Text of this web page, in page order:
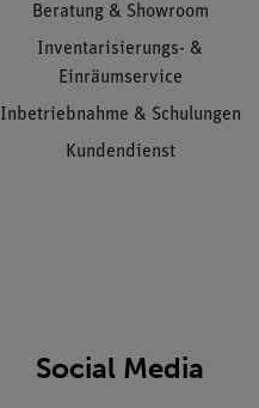
Beratung & Showroom
Inventarisierungs- &
Einräumservice
Inbetriebnahme & Schulungen
Kundendienst
Social Media